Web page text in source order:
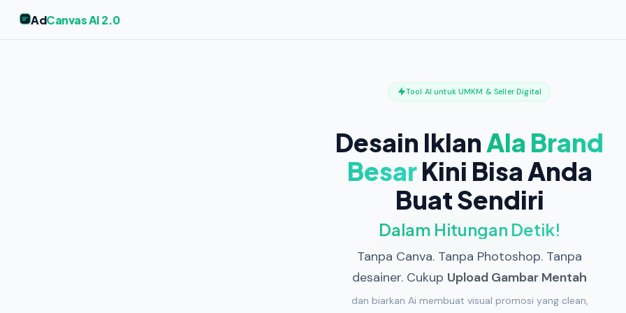
AdCanvas AI 2.0
Tool AI untuk UMKM & Seller Digital
Desain IklanAla Brand
BesarKini Bisa Anda
Buat Sendiri
Dalam Hitungan Detik!
Tanpa Canva. Tanpa Photoshop. Tanpa
desainer. Cukup Upload Gambar Mentah
dan biarkan Ai membuat visual promosi yang clean,